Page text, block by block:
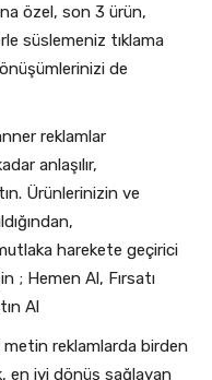
özel, son 3 ürün,
süslemeniz tıklama
de
reklamlar
anlaşılır,
Ürünlerinizin ve
harekete geçirici
; Hemen Al, Fırsatı
Al
metin reklamlarda birden
en iyi dönüş sağlayan